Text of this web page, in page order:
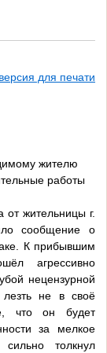
версия для печати
жителю
работы
от жительницы г.
сообщение о
К прибывшим
агрессивно
нецензурной
лезть не в своё
что он будет
за мелкое
толкнул